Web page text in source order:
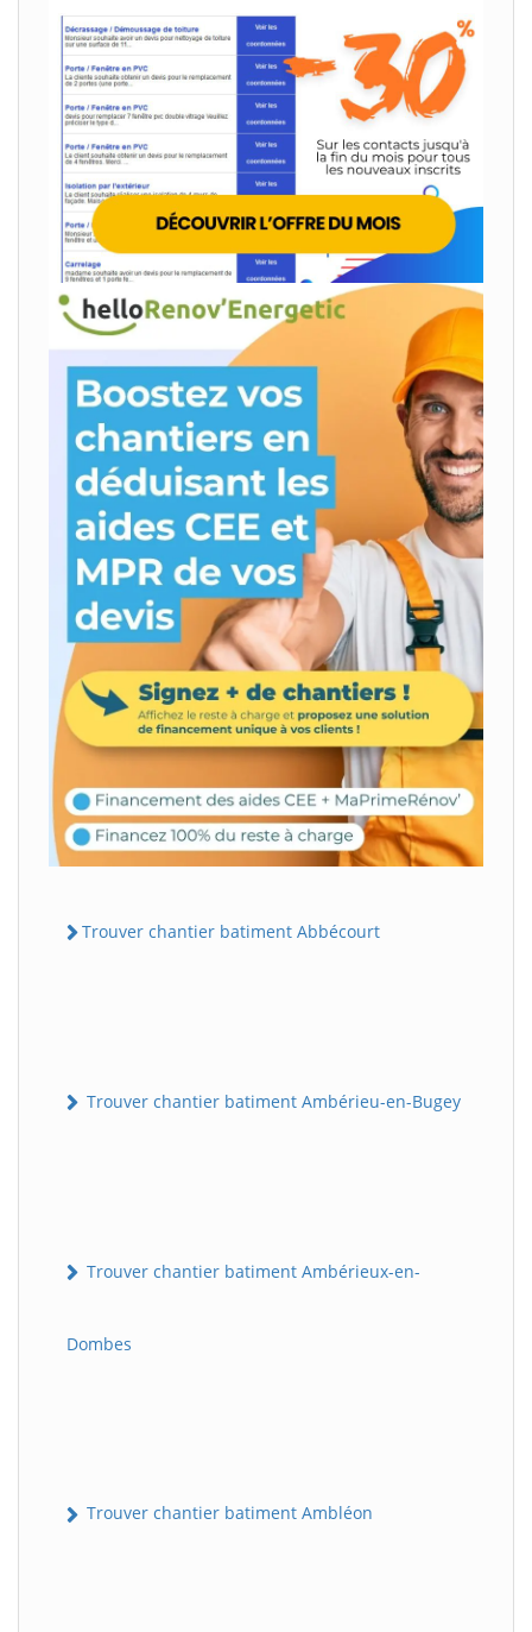
Trouver chantier batiment Abbécourt
Trouver chantier batiment Ambérieu-en-Bugey
Trouver chantier batiment Ambérieux-en-
Dombes
Trouver chantier batiment Ambléon